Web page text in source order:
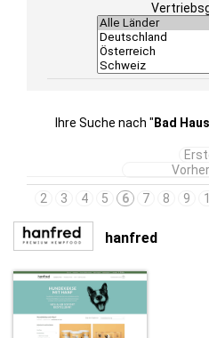
Ihre Suche nach " Bad Haus
2
3 4 5 6 7 8 9
hanfred